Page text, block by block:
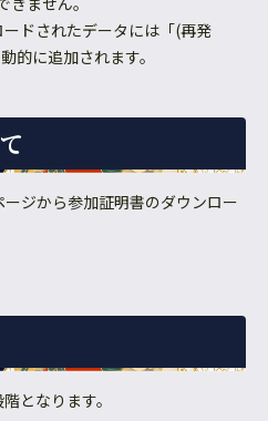
ドされたデータには「(再発
的に追加されます。
ジから参加証明書のダウンロー
となります。